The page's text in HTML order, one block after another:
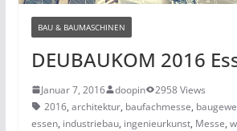
BAU & BAUMASCHINEN
DEUBAUKOM 2016
Januar 7, 2016 doopin
2958 Views
2016, architektur, baufachmesse,
essen, industriebau, ingenieurkunst, Messe,